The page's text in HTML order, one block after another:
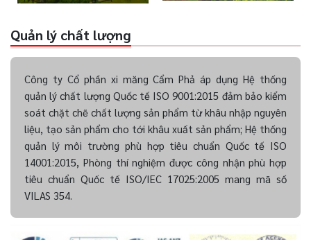
Quản lý chất lượng
Công ty Cổ phần xi măng Cẩm Phả áp dụng Hệ thống
quản lý chất lượng Quốc tế ISO 9001:2015 đảm bảo kiểm
soát chặt chẽ chất lượng sản phẩm từ khâu nhập nguyên
liệu, tạo sản phẩm cho tới khâu xuất sản phẩm; Hệ thống
quản lý môi trường phù hợp tiêu chuẩn Quốc tế ISO
14001:2015, Phòng thí nghiệm được công nhận phù hợp
tiêu chuẩn Quốc tế ISO/IEC 17025:2005 mang mã số
VILAS 354.